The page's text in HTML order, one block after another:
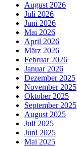
August 2026
Juli 2026
Juni 2026
Mai 2026
April 2026
März 2026
Februar 2026
Januar 2026
Dezember 2025
November 2025
Oktober 2025
September 2025
August 2025
Juli 2025
Juni 2025
Mai 2025